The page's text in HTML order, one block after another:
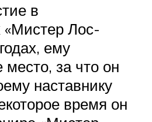
в
«Мистер Лос-
ему
за что он
наставнику
время он